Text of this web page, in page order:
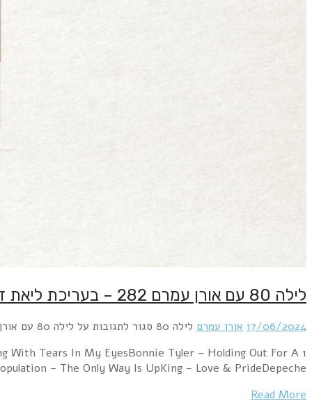
1 Blondie – Atomic (Oren Amram 2023 7"